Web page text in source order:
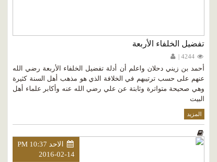
تفضيل الخلفاء الأربعة
أحمد بن زيني دحلان واعلم أن أدلة تفضيل الخلفاء الأربعة رضي الله
عنهم على حسب ترتيبهم في الخلافة الذي هو مذهب أهل السنة كثيرة
وهي صحيحة متواترة وثابتة عن علي رضي الله عنه وأكابر علماء أهل
البيت
المزيد
الاحد PM 10:37
2016-02-14